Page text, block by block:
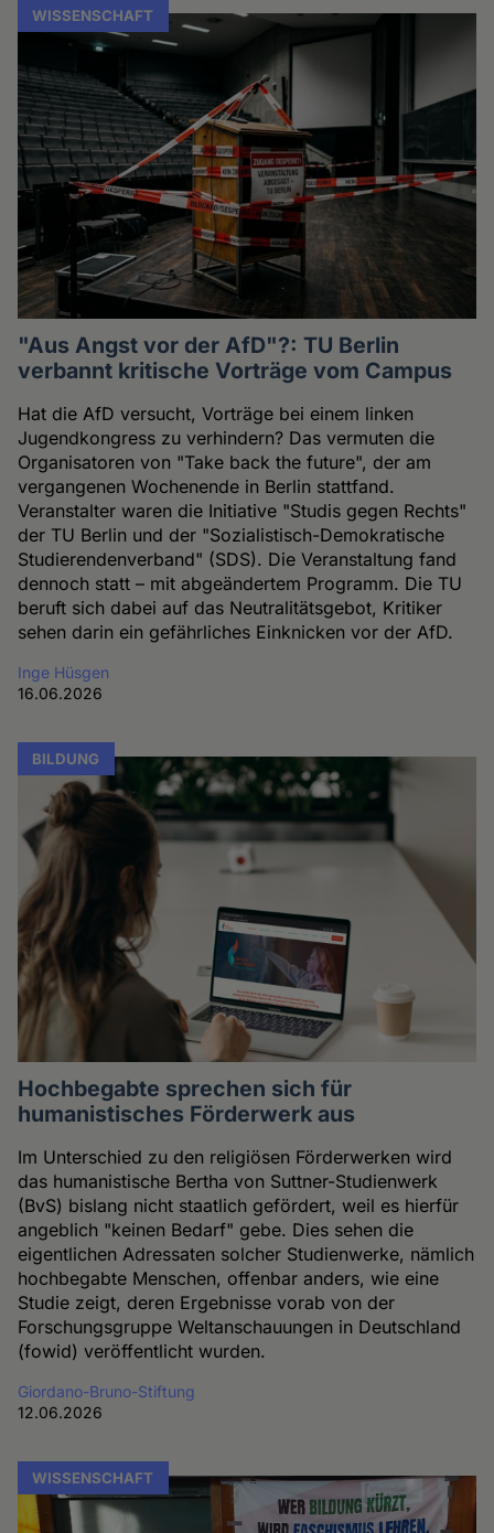
WISSENSCHAFT
"Aus Angst vor der AfD"?: TU Berlin
verbannt kritische Vorträge vom Campus
Hat die AfD versucht, Vorträge bei einem linken
Jugendkongress zu verhindern? Das vermuten die
Organisatoren von "Take back the future", der am
vergangenen Wochenende in Berlin stattfand.
Veranstalter waren die Initiative "Studis gegen Rechts"
der TU Berlin und der "Sozialistisch-Demokratische
Studierendenverband" (SDS). Die Veranstaltung fand
dennoch statt – mit abgeändertem Programm. Die TU
beruft sich dabei auf das Neutralitätsgebot, Kritiker
sehen darin ein gefährliches Einknicken vor der AfD.
Inge Hüsgen
16.06.2026
BILDUNG
Hochbegabte sprechen sich für
humanistisches Förderwerk aus
Im Unterschied zu den religiösen Förderwerken wird
das humanistische Bertha von Suttner-Studienwerk
(BvS) bislang nicht staatlich gefördert, weil es hierfür
angeblich "keinen Bedarf" gebe. Dies sehen die
eigentlichen Adressaten solcher Studienwerke, nämlich
hochbegabte Menschen, offenbar anders, wie eine
Studie zeigt, deren Ergebnisse vorab von der
Forschungsgruppe Weltanschauungen in Deutschland
(fowid) veröffentlicht wurden.
Giordano-Bruno-Stiftung
12.06.2026
WISSENSCHAFT